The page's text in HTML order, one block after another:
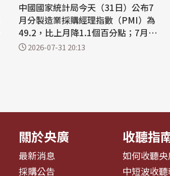
中國國家統計局今天（31日）公布7
月分製造業採購經理指數（PMI）為
49.2，比上月降1.1個百分點；7月非
製造業商務活動指數為49.0，月減1.
2026-07-31 20:13
關於央廣
最新消息
採購公告
收聽指
如何收聽
中短波收